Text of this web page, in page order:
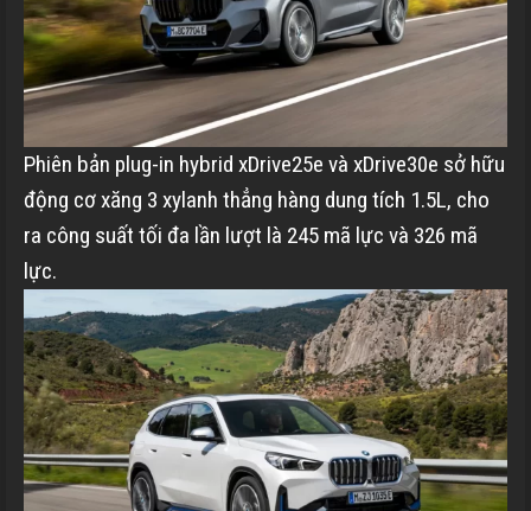
Phiên bản plug-in hybrid xDrive25e và xDrive30e sở hữu
động cơ xăng 3 xylanh thẳng hàng dung tích 1.5L, cho
ra công suất tối đa lần lượt là 245 mã lực và 326 mã
lực.